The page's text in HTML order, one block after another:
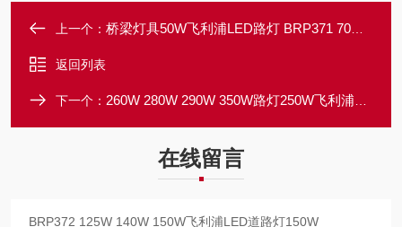
上一个： 桥梁灯具50W飞利浦LED路灯 BRP371 70W 90W 110W
返回列表
下一个： 260W 280W 290W 350W路灯250W飞利浦道路灯具BRP373 200W 210W 230W
在线留言